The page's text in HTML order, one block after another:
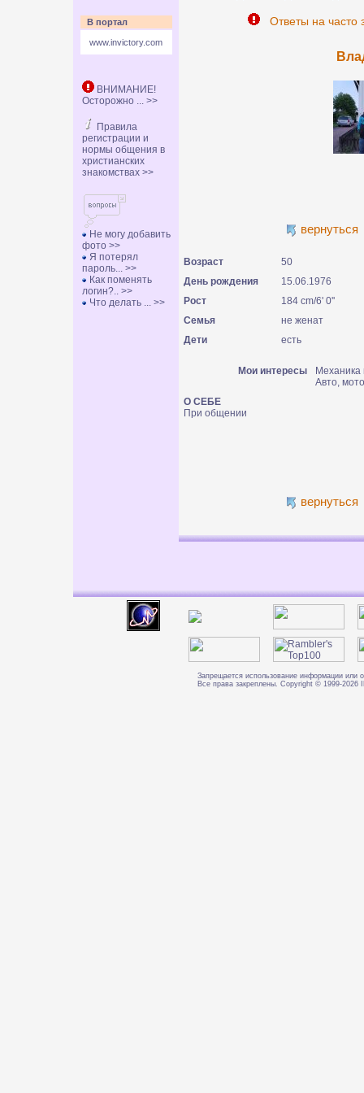
В портал
www.invictory.com
ВНИМАНИЕ!
Осторожно ... >>
Правила
регистрации и
нормы общения в
христианских
знакомствах >>
Не могу добавить
фото >>
Я потерял
пароль... >>
Как поменять
логин?.. >>
Что делать ... >>
Ответы на часто
вернуться
Возраст
50
День рождения
15.06.1976
Рост
184 cm/6' 0''
Семья
не женат
Дети
есть
Мои интересы
Авто,
О СЕБЕ
При общении
вернуться
Запрещается использование информации или
Все права закреплены. Copyright © 1999-